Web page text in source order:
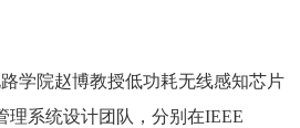
学院赵博教授低功耗无线感知芯片
理系统设计团队，分别在IEEE